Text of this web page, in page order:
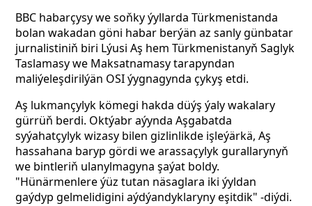
BBC habarçysy we soňky ýyllarda Türkmenistanda
bolan wakadan göni habar berýän az sanly günbatar
jurnalistiniň biri Lýusi Aş hem Türkmenistanyň Saglyk
Taslamasy we Maksatnamasy tarapyndan
maliýeleşdirilýän OSI ýygnagynda çykyş etdi.
Aş lukmançylyk kömegi hakda düýş ýaly wakalary
gürrüň berdi. Oktýabr aýynda Aşgabatda
syýahatçylyk wizasy bilen gizlinlikde işleýärkä, Aş
hassahana baryp gördi we arassaçylyk gurallarynyň
we bintleriň ulanylmagyna şaýat boldy.
"Hünärmenlere ýüz tutan näsaglara iki ýyldan
gaýdyp gelmelidigini aýdýandyklaryny eşitdik" -diýdi.